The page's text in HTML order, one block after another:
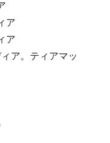
ア
ア
ィア。ティアマッ